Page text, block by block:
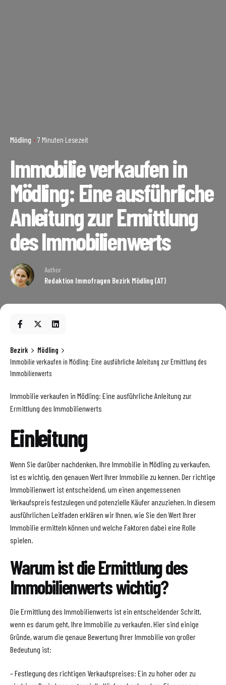
Mödling 7 Minuten Lesezeit
Immobilie verkaufen in
Mödling: Eine ausführliche
Anleitung zur Ermittlung
des Immobilienwerts
Author
Redaktion Immofragen Bezirk Mödling (AT)
Bezirk
Mödling
Immobilie verkaufen in Mödling: Eine ausführliche Anleitung zur Ermittlung des
Immobilienwerts
Immobilie verkaufen in Mödling: Eine ausführliche Anleitung zur
Ermittlung des Immobilienwerts
Einleitung
Wenn Sie darüber nachdenken, Ihre Immobilie in Mödling zu verkaufen,
ist es wichtig, den genauen Wert Ihrer Immobilie zu kennen. Der richtige
Immobilienwert ist entscheidend, um einen angemessenen
Verkaufspreis festzulegen und potenzielle Käufer anzuziehen. In diesem
ausführlichen Leitfaden erklären wir Ihnen, wie Sie den Wert Ihrer
Immobilie ermitteln können und welche Faktoren dabei eine Rolle
spielen.
Warum ist die Ermittlung des
Immobilienwerts wichtig?
Die Ermittlung des Immobilienwerts ist ein entscheidender Schritt,
wenn es darum geht, Ihre Immobilie zu verkaufen. Hier sind einige
Gründe, warum die genaue Bewertung Ihrer Immobilie von großer
Bedeutung ist:
– Festlegung des richtigen Verkaufspreises: Ein zu hoher oder zu